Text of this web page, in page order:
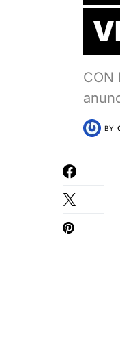
CON
BY